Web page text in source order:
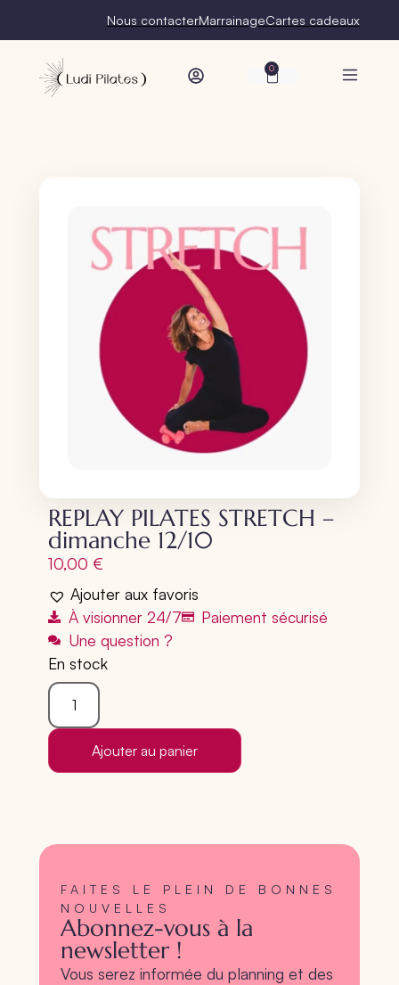
Nous contacterMarrainageCartes cadeaux
0
REPLAY PILATES STRETCH –
dimanche 12/10
10,00 €
Ajouter aux favoris
À visionner 24/7
Paiement sécurisé
Une question ?
En stock
Ajouter au panier
FAITES LE PLEIN DE BONNES
NOUVELLES
Abonnez-vous à la
newsletter !
Vous serez informée du planning et des